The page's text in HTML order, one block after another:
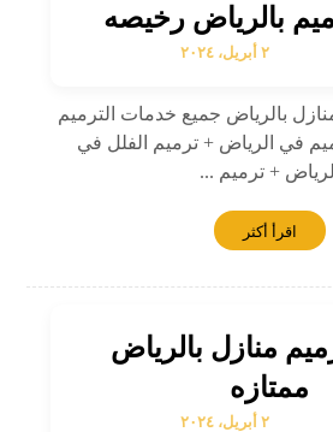
بالرياض رخيصه
٢ أبريل، ٢٠٢٤
بالرياض جميع خدمات الترميم
في الرياض + ترميم الفلل في
الرياض + ترميم ...
اقرأ أكثر
منازل بالرياض
ممتازه
٢ أبريل، ٢٠٢٤